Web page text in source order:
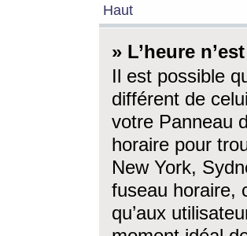
Haut
» L’heure
Il est possible
différent de
votre Panneau
horaire pour
New York,
fuseau horaire,
qu’aux